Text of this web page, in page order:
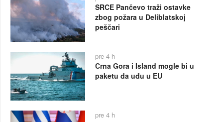
SRCE Pančevo traži ostavke
zbog požara u Deliblatskoj
peščari
pre 4 h
Crna Gora i Island mogle bi u
paketu da uđu u EU
pre 4 h